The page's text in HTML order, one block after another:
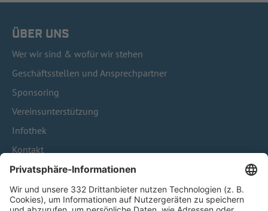
ÜBER UNS
Wer wir sind & wofür wir stehen
Geschäftsstellen und Ansprechpartner
Sponsoring
Vereinsunterstützung
Infothek
Kontakt
HÄUFIG BESUCHTE SEITEN
Pässe und Vereinswechsel